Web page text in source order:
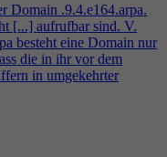
Domain .9.4.e164.arpa.
[...] aufrufbar sind. V.
besteht eine Domain nur
die in ihr vor dem
in umgekehrter